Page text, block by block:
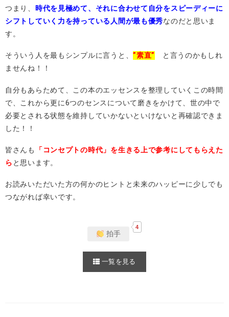
つまり、 時代を見極めて、それに合わせて自分をスピーディーに
シフトしていく力を持っている人間が最も優秀なのだと思いま
す。
そういう人を最もシンプルに言うと、”素直”
と言うのかもしれ
ませんね！！
自分もあらためて、この本のエッセンスを整理していくこの時間
で、これから更に6つのセンスについて磨きをかけて、世の中で
必要とされる状態を維持していかないといけないと再確認できま
した！！
皆さんも
「コンセプトの時代」を生きる上で参考にしてもらえた
ら と思います。
お読みいただいた方の何かのヒントと未来のハッピーに少しでも
つながれば幸いです。
拍手
4
一覧を見る